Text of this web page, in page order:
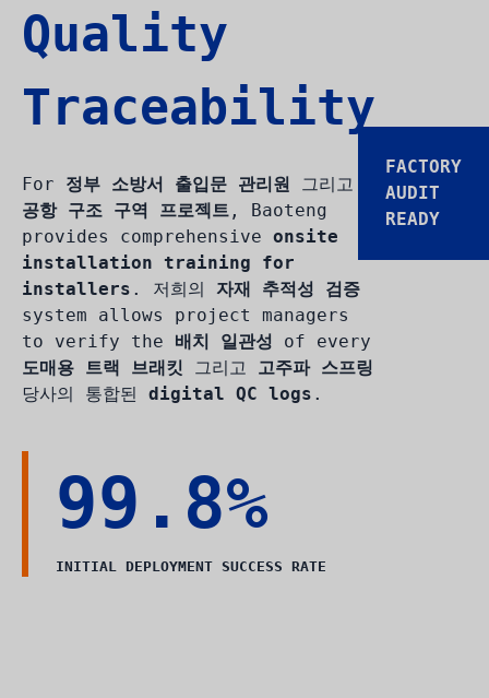
Quality
Traceability
For 정부 소방서 출입문 관리원
그리고
공항 구조 구역 프로젝트 , Baoteng
provides comprehensive onsite
installation training for
installers . 저희의 자재 추적성 검증
system allows project managers
to verify the 배치 일관성 of every
도매용 트랙 브래킷
그리고 고주파 스프링
당사의 통합된 digital QC logs .
99.8%
INITIAL DEPLOYMENT SUCCESS RATE
FACTORY
AUDIT
READY